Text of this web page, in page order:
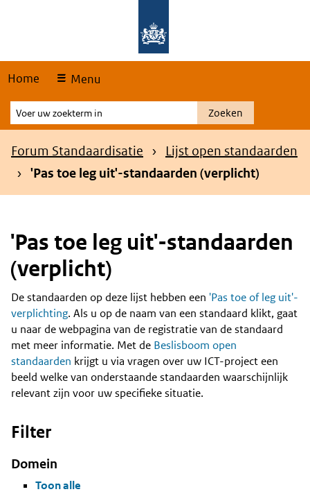
Home Menu
Voer
uw
zoekterm
Zoeken
Kruimelpad
Forum Standaardisatie
Lijst open standaarden
'Pas toe leg uit'-standaarden (verplicht)
'Pas toe leg uit'-standaarden
(verplicht)
Content
De standaarden op deze lijst hebben een 'Pas toe of leg uit'-
verplichting. Als u op de naam van een standaard klikt, gaat
u naar de webpagina van de registratie van de standaard
met meer informatie. Met de Beslisboom open
standaarden krijgt u via vragen over uw ICT-project een
beeld welke van onderstaande standaarden waarschijnlijk
relevant zijn voor uw specifieke situatie.
Filter
Domein
Toon alle